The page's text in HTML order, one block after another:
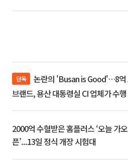
단독
브랜드, 용산 대통령실 CI 업체가 수행
2000억 수혈받은 홈플러스 ‘오늘 가오
픈’...13일 정식 개장 시험대